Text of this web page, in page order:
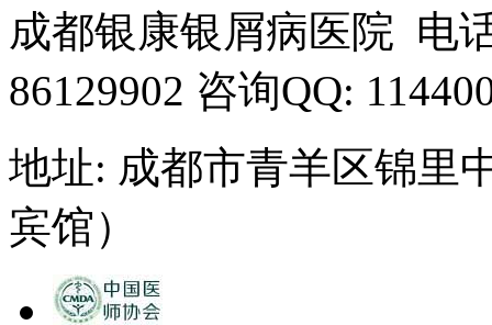
成都银康银屑病医院 电
86129902 咨询QQ:
地址: 成都市青羊区锦里
宾馆）